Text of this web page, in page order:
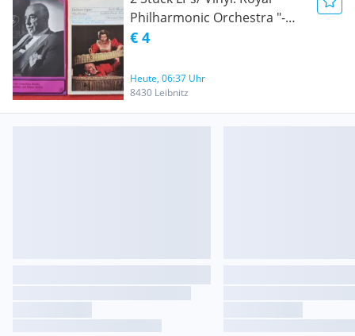
Philharmonic Orchestra "-
BERÜHMTE OUVERTÜREN
MENDELSSOHN BARTHOLDY
und H. BERLIOZ" und Otto
NICOLAI - "DIE LUSTIGEN
WEIBER VON WINDSOR"/
€ 4
Heute, 06:37 Uhr
8430 Leibnitz